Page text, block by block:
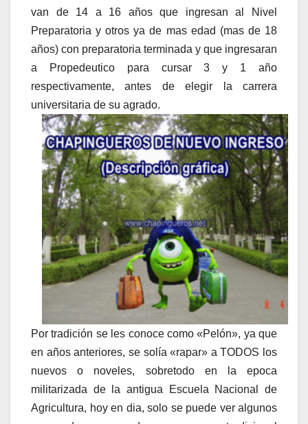
van de 14 a 16 años que ingresan al Nivel
Preparatoria y otros ya de mas edad (mas de 18
años) con preparatoria terminada y que ingresaran
a Propedeutico para cursar 3 y 1 año
respectivamente, antes de elegir la carrera
universitaria de su agrado.
Por tradición se les conoce como «Pelón», ya que
en años anteriores, se solía «rapar» a TODOS los
nuevos o noveles, sobretodo en la epoca
militarizada de la antigua Escuela Nacional de
Agricultura, hoy en dia, solo se puede ver algunos